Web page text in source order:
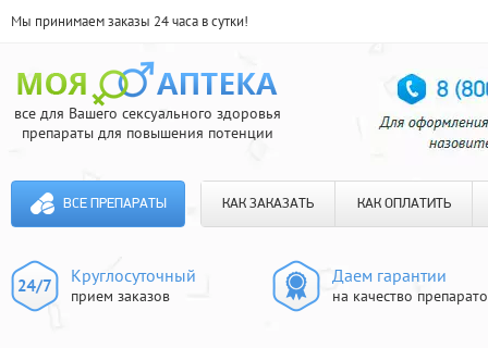
Мы принимаем заказы 24 часа в сутки!
все для Вашего сексуального здоровья
препараты для повышения потенции
ВСЕ ПРЕПАРАТЫ КАК ЗАКАЗАТЬ КАК ОПЛАТИТЬ
Круглосуточный
прием заказов
Даем гарантии
на качество